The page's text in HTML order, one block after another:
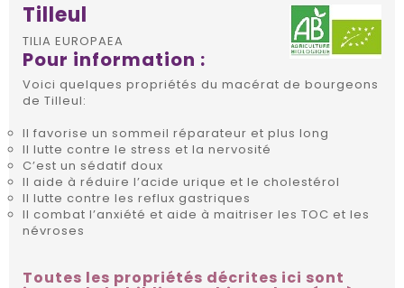
Tilleul
TILIA EUROPAEA
Pour information :
Voici quelques propriétés du macérat de bourgeons
de Tilleul:
Il favorise un sommeil réparateur et plus long
Il lutte contre le stress et la nervosité
C’est un sédatif doux
Il aide à réduire l’acide urique et le cholestérol
Il lutte contre les reflux gastriques
Il combat l’anxiété et aide à maitriser les TOC et les
névroses
Toutes les propriétés décrites ici sont